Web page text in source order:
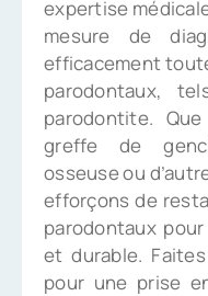
expertise
mesure de
efficacement
parodontaux,
parodontite.
greffe de
osseuse ou
efforçons de
parodontaux
et durable.
pour une prise